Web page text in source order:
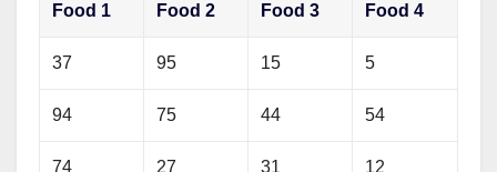
Food 1 Food 2 Food 3 Food 4
37 95 15 5
94 75 44 54
74 27 31 12